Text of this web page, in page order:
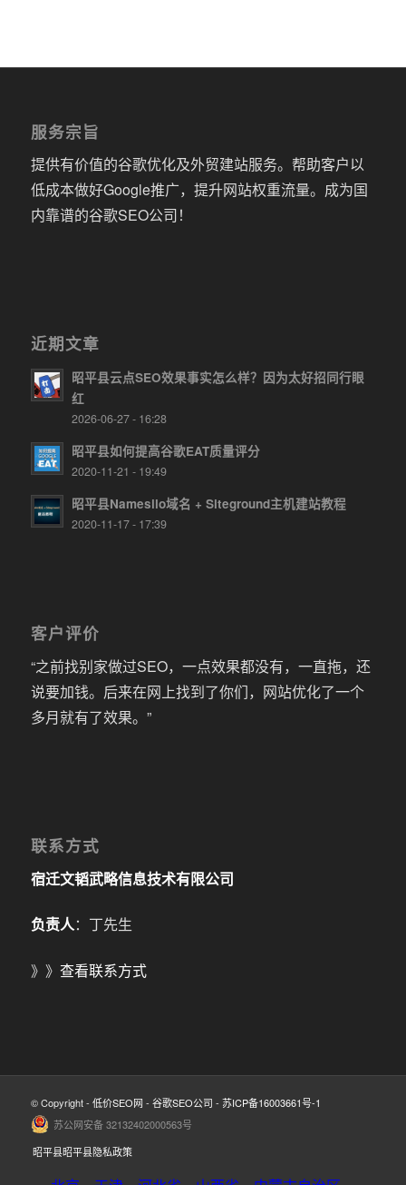
服务宗旨
提供有价值的谷歌优化及外贸建站服务。帮助客户以
低成本做好Google推广，提升网站权重流量。成为国
内靠谱的谷歌SEO公司！
近期文章
昭平县云点SEO效果事实怎么样？因为太好招同行眼
红
2026-06-27 - 16:28
昭平县如何提高谷歌EAT质量评分
2020-11-21 - 19:49
昭平县Namesilo域名 + Siteground主机建站教程
2020-11-17 - 17:39
客户评价
“之前找别家做过SEO，一点效果都没有，一直拖，还
说要加钱。后来在网上找到了你们，网站优化了一个
多月就有了效果。”
联系方式
宿迁文韬武略信息技术有限公司
负责人：丁先生
》》 查看联系方式
© Copyright - 低价SEO网 - 谷歌SEO公司 - 苏ICP备16003661号-1
苏公网安备 32132402000563号
昭平县昭平县隐私政策